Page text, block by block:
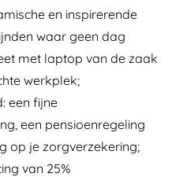
en inspirerende
waar geen dag
met laptop van de zaak
werkplek;
een fijne
een pensioenregeling
op je zorgverzekering;
van 25%